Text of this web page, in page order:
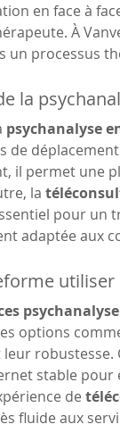
en face à
À
un processus
la
psychanalyse
de
il permet une
la
pour un
adaptée aux
utiliser
options
robustesse.
stable
de
fluide aux